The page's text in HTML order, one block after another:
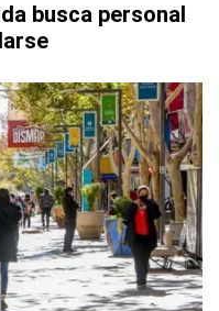
busca personal